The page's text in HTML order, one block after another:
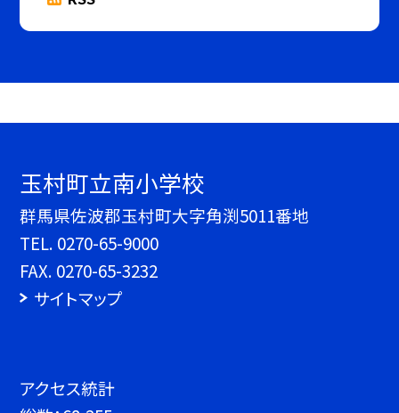
玉村町立南小学校
群馬県佐波郡玉村町大字角渕5011番地
TEL. 0270-65-9000
FAX. 0270-65-3232
サイトマップ
アクセス統計